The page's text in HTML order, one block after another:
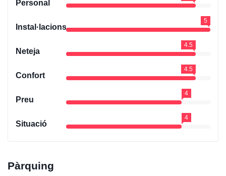
Personal
Instal·lacions
5
Neteja
4.5
Confort
4.5
Preu
4
Situació
4
Pàrquing